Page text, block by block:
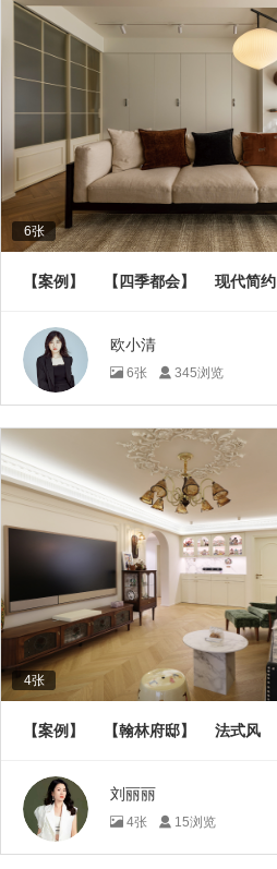
6张
【案例】 【四季都会】 现代简约
欧小清
6张 345浏览
4张
【案例】 【翰林府邸】 法式风
刘丽丽
4张 15浏览